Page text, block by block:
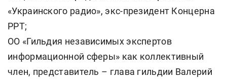
«Украинского радио», экс-президент Концерна
РРТ;
ОО «Гильдия независимых экспертов
информационной сферы» как коллективный
член, представитель – глава гильдии Валерий